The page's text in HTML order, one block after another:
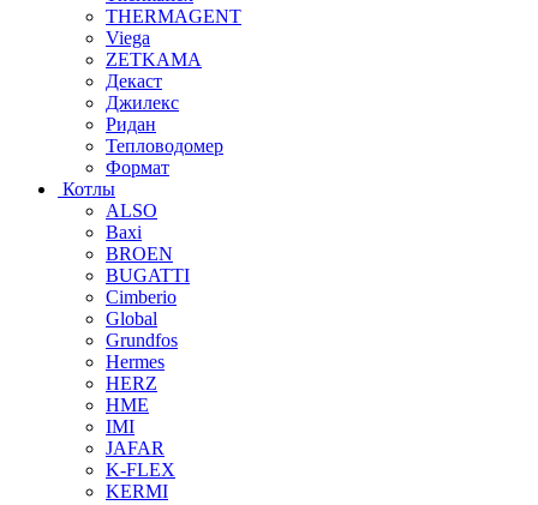
THERMAGENT
Viega
ZETKAMA
Декаст
Джилекс
Ридан
Тепловодомер
Формат
Котлы
ALSO
Baxi
BROEN
BUGATTI
Cimberio
Global
Grundfos
Hermes
HERZ
HME
IMI
JAFAR
K-FLEX
KERMI